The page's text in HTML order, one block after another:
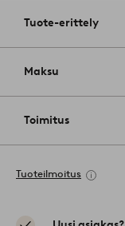
Tuote-erittely
Maksu
Toimitus
Tuoteilmoitus